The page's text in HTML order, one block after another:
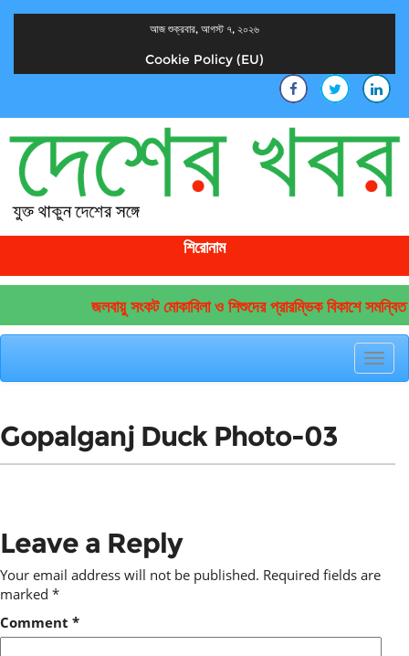
আজ শুক্রবার, আগস্ট ৭, ২০২৬
Cookie Policy (EU)
শিরোনাম
জলবায়ু সংকট মোকাবিলা ও শিশুদের প্রারম্ভিক বিকাশে
Gopalganj Duck Photo-03
Leave a Reply
Your email address will not be published. Required fields are
marked *
Comment *